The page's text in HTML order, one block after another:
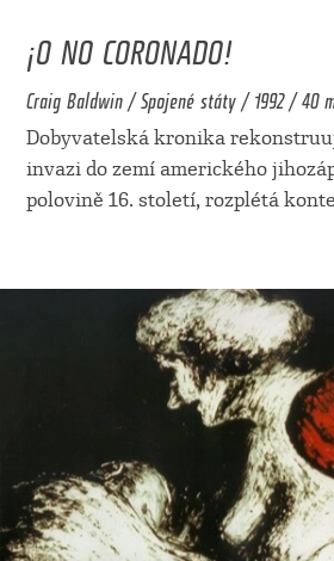
¡O NO CORONADO!
Craig Baldwin / Spojené státy / 1992 / 40
Dobyvatelská kronika
invazi do zemí amerického
polovině 16. století, rozplétá